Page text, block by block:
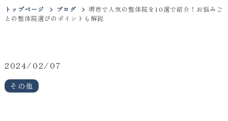
トップページ ブログ
堺市で人気の整体院を10選で紹介！お悩みご
との整体院選びのポイントも解説
2024/02/07
その他